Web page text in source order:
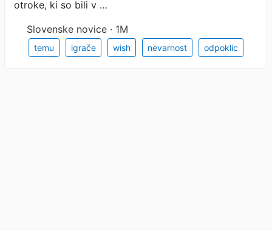
otroke, ki so bili v …
Slovenske novice · 1M
temu igrače wish nevarnost odpoklic